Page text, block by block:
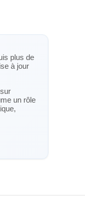
plus de
à jour
un rôle